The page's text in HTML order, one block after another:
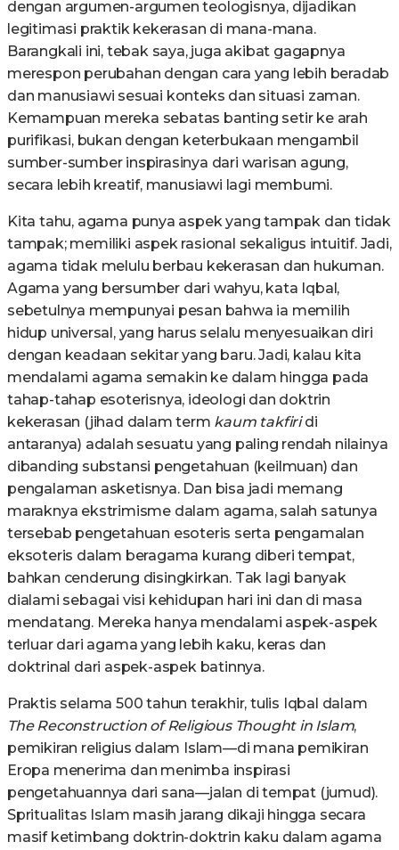
dengan argumen-argumen teologisnya, dijadikan
legitimasi praktik kekerasan di mana-mana.
Barangkali ini, tebak saya, juga akibat gagapnya
merespon perubahan dengan cara yang lebih beradab
dan manusiawi sesuai konteks dan situasi zaman.
Kemampuan mereka sebatas banting setir ke arah
purifikasi, bukan dengan keterbukaan mengambil
sumber-sumber inspirasinya dari warisan agung,
secara lebih kreatif, manusiawi lagi membumi.
Kita tahu, agama punya aspek yang tampak dan tidak
tampak; memiliki aspek rasional sekaligus intuitif. Jadi,
agama tidak melulu berbau kekerasan dan hukuman.
Agama yang bersumber dari wahyu, kata Iqbal,
sebetulnya mempunyai pesan bahwa ia memilih
hidup universal, yang harus selalu menyesuaikan diri
dengan keadaan sekitar yang baru. Jadi, kalau kita
mendalami agama semakin ke dalam hingga pada
tahap-tahap esoterisnya, ideologi dan doktrin
kekerasan (jihad dalam term kaum takfiridi
antaranya) adalah sesuatu yang paling rendah nilainya
dibanding substansi pengetahuan (keilmuan) dan
pengalaman asketisnya. Dan bisa jadi memang
maraknya ekstrimisme dalam agama, salah satunya
tersebab pengetahuan esoteris serta pengamalan
eksoteris dalam beragama kurang diberi tempat,
bahkan cenderung disingkirkan. Tak lagi banyak
dialami sebagai visi kehidupan hari ini dan di masa
mendatang. Mereka hanya mendalami aspek-aspek
terluar dari agama yang lebih kaku, keras dan
doktrinal dari aspek-aspek batinnya.
Praktis selama 500 tahun terakhir, tulis Iqbal dalam
The Reconstruction of Religious Thought in Islam,
pemikiran religius dalam Islam—di mana pemikiran
Eropa menerima dan menimba inspirasi
pengetahuannya dari sana—jalan di tempat (jumud).
Spritualitas Islam masih jarang dikaji hingga secara
masif ketimbang doktrin-doktrin kaku dalam agama